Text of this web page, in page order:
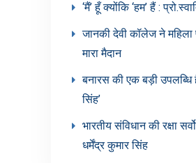
‘मैं’ हूँ क्योंकि ‘हम’ हैं :
जानकी देवी कॉलेज ने
मारा मैदान
बनारस की एक बड़ी उपलब्धि
सिंह’
भारतीय संविधान की रक्षा
धर्मेंद्र कुमार सिंह